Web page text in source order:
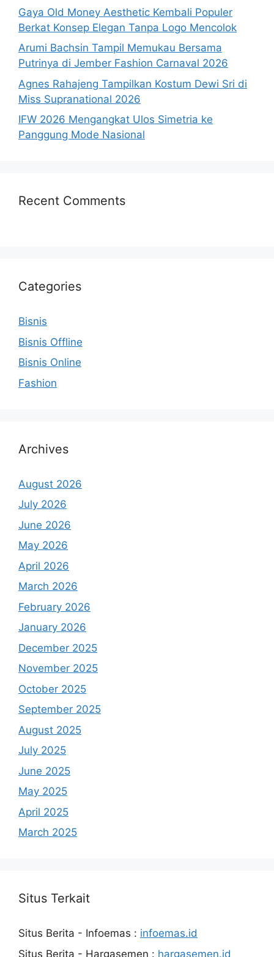
Gaya Old Money Aesthetic Kembali Populer
Berkat Konsep Elegan Tanpa Logo Mencolok
Arumi Bachsin Tampil Memukau Bersama
Putrinya di Jember Fashion Carnaval 2026
Agnes Rahajeng Tampilkan Kostum Dewi Sri di
Miss Supranational 2026
IFW 2026 Mengangkat Ulos Simetria ke
Panggung Mode Nasional
Recent Comments
Categories
Bisnis
Bisnis Offline
Bisnis Online
Fashion
Archives
August 2026
July 2026
June 2026
May 2026
April 2026
March 2026
February 2026
January 2026
December 2025
November 2025
October 2025
September 2025
August 2025
July 2025
June 2025
May 2025
April 2025
March 2025
Situs Terkait
Situs Berita - Infoemas : infoemas.id
Situs Berita - Hargasemen : hargasemen.id